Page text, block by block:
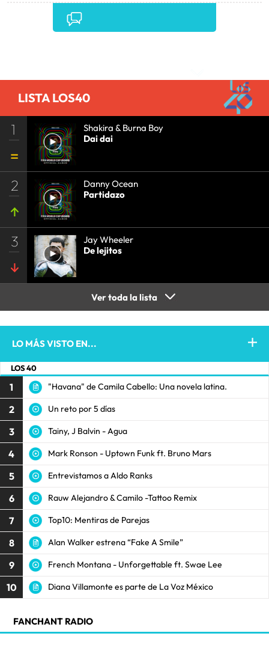
LISTA LOS40
1
Shakira & Burna Boy
Dai dai
2
Danny Ocean
Partidazo
3
Jay Wheeler
De lejitos
Ver toda la lista
LO MÁS VISTO EN...
LOS 40
1 "Havana" de Camila Cabello: Una novela latina.
2 Un reto por 5 días
3 Tainy, J Balvin - Agua
4 Mark Ronson - Uptown Funk ft. Bruno Mars
5 Entrevistamos a Aldo Ranks
6 Rauw Alejandro & Camilo -Tattoo Remix
7 Top10: Mentiras de Parejas
8 Alan Walker estrena “Fake A Smile”
9 French Montana - Unforgettable ft. Swae Lee
10 Diana Villamonte es parte de La Voz México
FANCHANT RADIO